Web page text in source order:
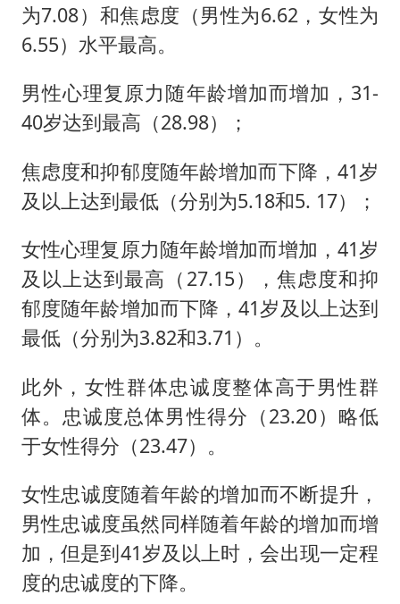
为7.08）和焦虑度（男性为6.62，女性为
6.55）水平最高。
男性心理复原力随年龄增加而增加，31-
40岁达到最高（28.98）；
焦虑度和抑郁度随年龄增加而下降，41岁
及以上达到最低（分别为5.18和5. 17）；
女性心理复原力随年龄增加而增加，41岁
及以上达到最高（27.15），焦虑度和抑
郁度随年龄增加而下降，41岁及以上达到
最低（分别为3.82和3.71）。
此外，女性群体忠诚度整体高于男性群
体。忠诚度总体男性得分（23.20）略低
于女性得分（23.47）。
女性忠诚度随着年龄的增加而不断提升，
男性忠诚度虽然同样随着年龄的增加而增
加，但是到41岁及以上时，会出现一定程
度的忠诚度的下降。